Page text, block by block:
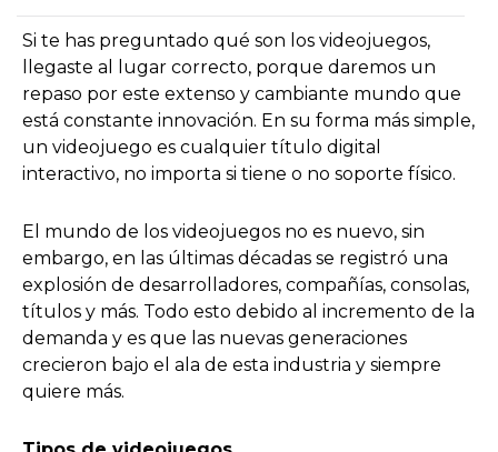
Si te has preguntado qué son los videojuegos,
llegaste al lugar correcto, porque daremos un
repaso por este extenso y cambiante mundo que
está constante innovación. En su forma más simple,
un videojuego es cualquier título digital
interactivo, no importa si tiene o no soporte físico.
El mundo de los videojuegos no es nuevo, sin
embargo, en las últimas décadas se registró una
explosión de desarrolladores, compañías, consolas,
títulos y más. Todo esto debido al incremento de la
demanda y es que las nuevas generaciones
crecieron bajo el ala de esta industria y siempre
quiere más.